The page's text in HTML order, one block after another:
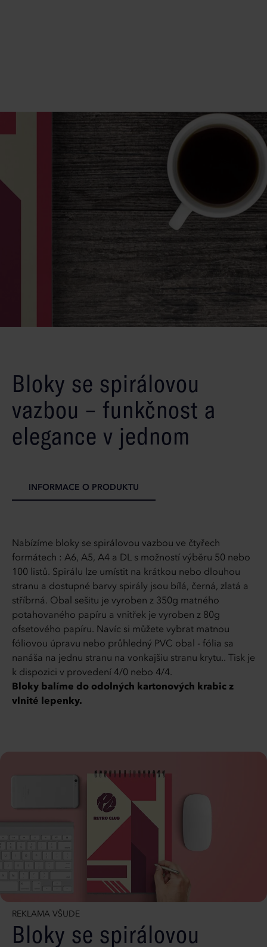
Bloky se spirálovou
vazbou – funkčnost a
elegance v jednom
INFORMACE O PRODUKTU
Nabízíme bloky se spirálovou vazbou ve čtyřech
formátech : A6, A5, A4 a DL s možností výběru 50 nebo
100 listů. Spirálu lze umístit na krátkou nebo dlouhou
stranu a dostupné barvy spirály jsou bílá, černá, zlatá a
stříbrná. Obal sešitu je vyroben z 350g matného
potahovaného papíru a vnitřek je vyroben z 80g
ofsetového papíru. Navíc si můžete vybrat matnou
fóliovou úpravu nebo průhledný PVC obal - fólia sa
nanáša na jednu stranu na vonkajšiu stranu krytu.. Tisk je
k dispozici v provedení 4/0 nebo 4/4.
Bloky balíme do odolných kartonových krabic z
vlnité lepenky.
REKLAMA VŠUDE
Bloky se spirálovou